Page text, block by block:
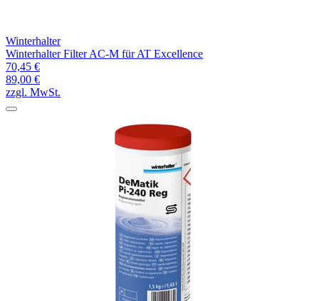
Winterhalter
Winterhalter Filter AC-M für AT Excellence
70,45 €
89,00 €
zzgl. MwSt.